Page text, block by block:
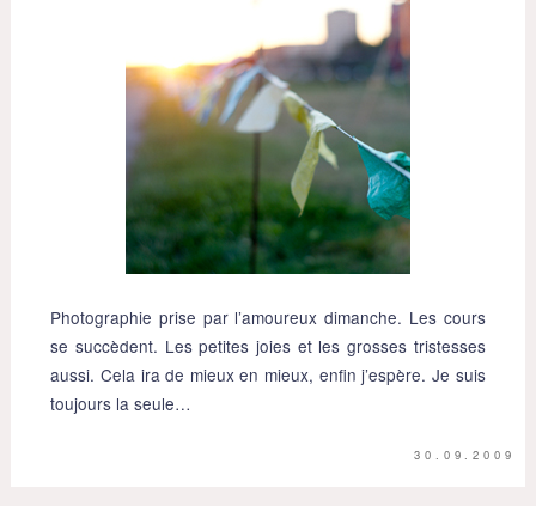
Photographie prise par l’amoureux dimanche. Les cours
se succèdent. Les petites joies et les grosses tristesses
aussi. Cela ira de mieux en mieux, enfin j’espère. Je suis
toujours la seule…
30.09.2009